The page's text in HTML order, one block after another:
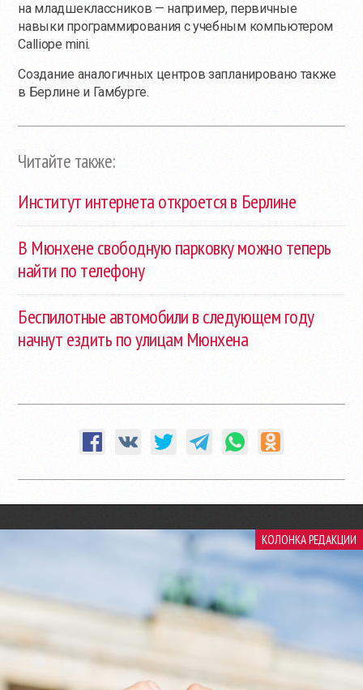
на младшеклассников — например, первичные
навыки программирования с учебным компьютером
Calliope mini.
Создание аналогичных центров запланировано также
в Берлине и Гамбурге.
Читайте также:
Институт интернета откроется в Берлине
В Мюнхене свободную парковку можно теперь
найти по телефону
Беспилотные автомобили в следующем году
начнут ездить по улицам Мюнхена
КОЛОНКА РЕДАКЦИИ